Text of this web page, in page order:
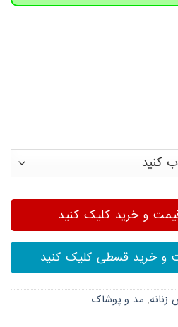
و خرید کلیک کنید
خرید قسطی کلیک کنید
زنانه, مد و پوشاک